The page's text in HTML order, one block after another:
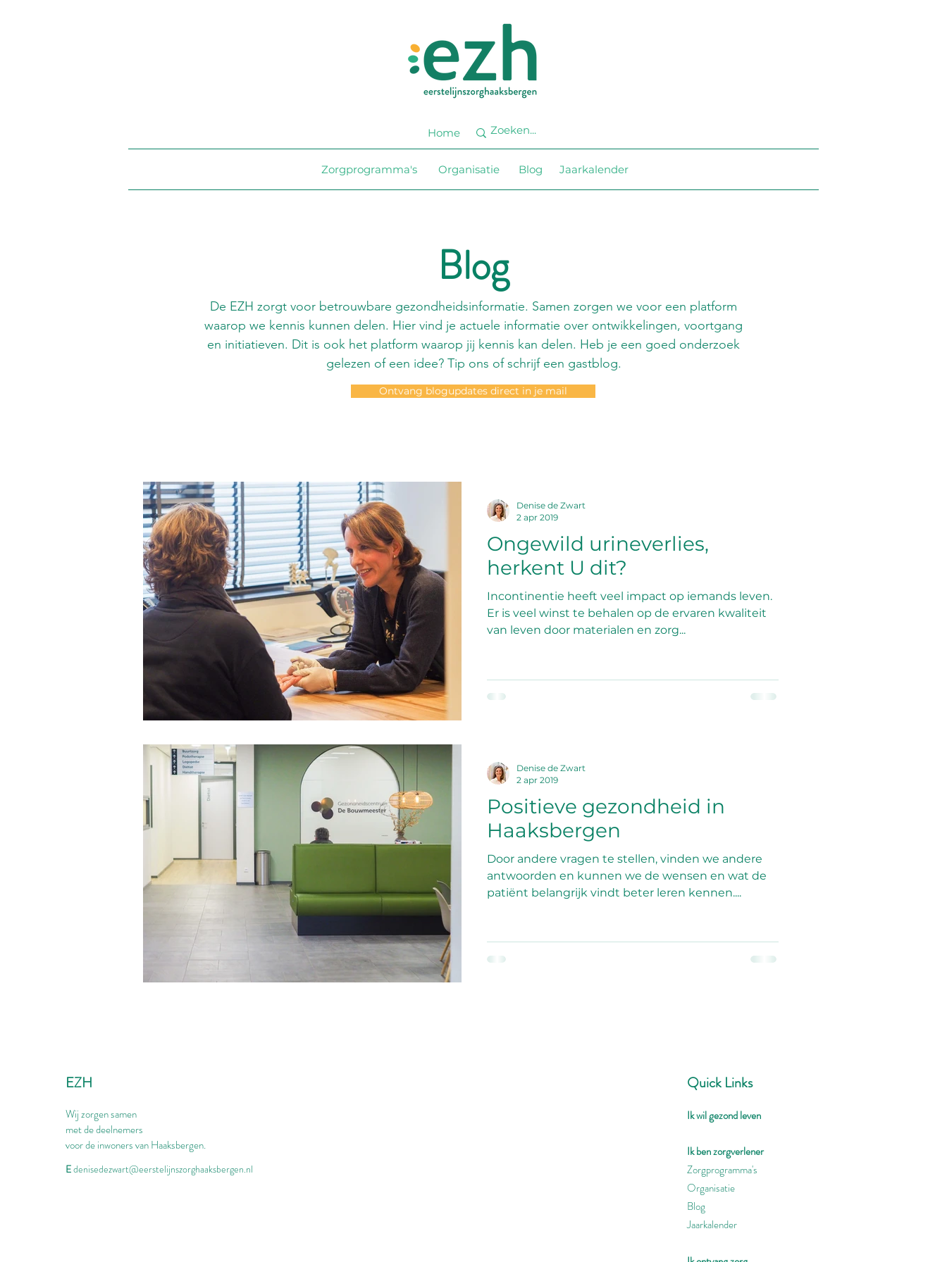
Home
Zorgprogramma's Organisatie Blog Jaarkalender
Blog
De EZH zorgt voor betrouwbare gezondheidsinformatie. Samen zorgen we voor een platform
waarop we kennis kunnen delen. Hier vind je actuele informatie over ontwikkelingen, voortgang
en initiatieven. Dit is ook het platform waarop jij kennis kan delen. Heb je een goed onderzoek
gelezen of een idee? Tip ons of schrijf een gastblog.
Ontvang blogupdates direct in je mail
Ongewild urineverlies,
herkent U dit?
Incontinentie heeft veel impact op iemands leven.
Er is veel winst te behalen op de ervaren kwaliteit
van leven door materialen en zorg...
Denise de Zwart
2 apr 2019
Positieve gezondheid in
Haaksbergen
Door andere vragen te stellen, vinden we andere
antwoorden en kunnen we de wensen en wat de
patiënt belangrijk vindt beter leren kennen....
Denise de Zwart
2 apr 2019
EZH
Wij zorgen samen
met de deelnemers
voor de inwoners van Haaksbergen.
Edenisedezwart@eerstelijnszorghaaksbergen.nl
Quick Links
Ik wil gezond leven
Ik ben zorgverlener
Zorgprogramma's
Organisatie
Blog
Jaarkalender